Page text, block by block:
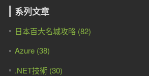
系列文章
日本百大名城攻略 (82)
Azure (38)
.NET技術 (30)